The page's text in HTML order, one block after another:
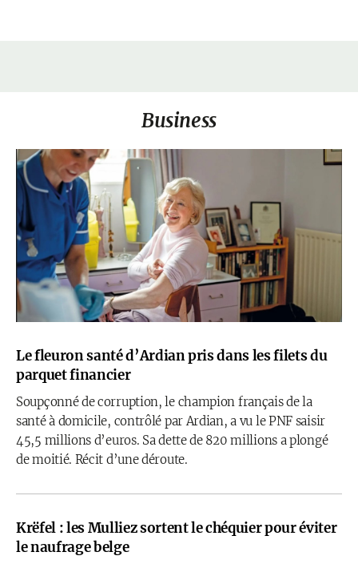
Business
Le fleuron santé d’Ardian pris dans les filets du
parquet financier
Soupçonné de corruption, le champion français de la
santé à domicile, contrôlé par Ardian, a vu le PNF saisir
45,5 millions d’euros. Sa dette de 820 millions a plongé
de moitié. Récit d’une déroute.
Krëfel : les Mulliez sortent le chéquier pour éviter
le naufrage belge